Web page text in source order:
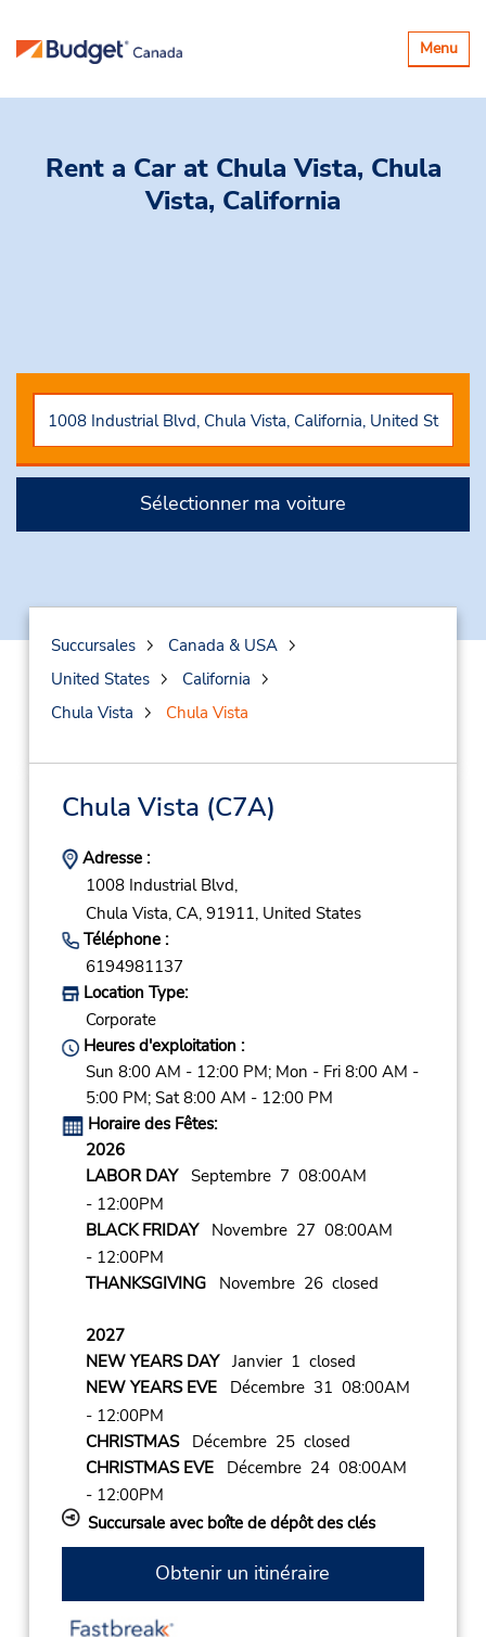
Basculer
la
Menu
Rent a Car at Chula Vista, Chula
Vista, California
Sélectionner ma voiture
Succursales
Canada & USA
United States
California
Chula Vista
Chula Vista
Chula Vista (C7A)
Adresse :
1008 Industrial Blvd,
Chula Vista, CA, 91911, United States
Téléphone :
6194981137
Location Type:
Corporate
Heures d'exploitation :
Sun 8:00 AM - 12:00 PM; Mon - Fri 8:00 AM -
5:00 PM; Sat 8:00 AM - 12:00 PM
Horaire des Fêtes:
2026
LABOR DAYSeptembre 7 08:00AM
- 12:00PM
BLACK FRIDAYNovembre 27 08:00AM
- 12:00PM
THANKSGIVINGNovembre 26 closed
2027
NEW YEARS DAYJanvier 1 closed
NEW YEARS EVEDécembre 31 08:00AM
- 12:00PM
CHRISTMASDécembre 25 closed
CHRISTMAS EVEDécembre 24 08:00AM
- 12:00PM
Succursale avec boîte de dépôt des clés
Obtenir un itinéraire